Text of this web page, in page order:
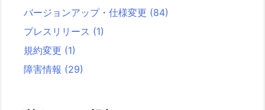
バージョンアップ・仕様変更 (84)
プレスリリース (1)
規約変更 (1)
障害情報 (29)